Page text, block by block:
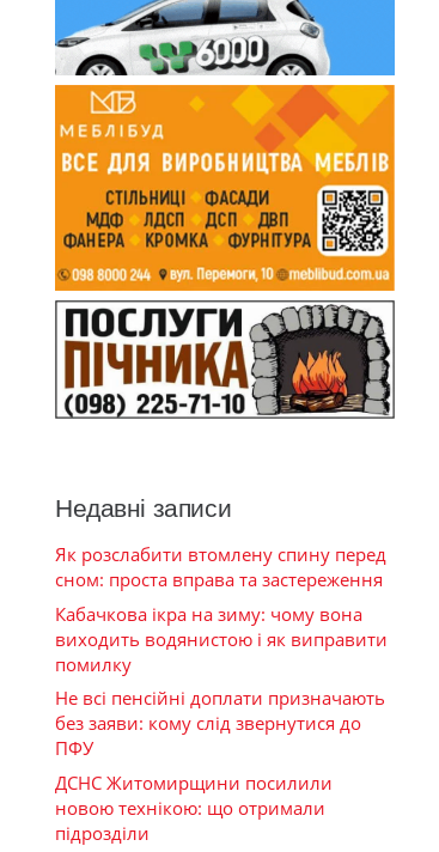
Недавні записи
Як розслабити втомлену спину перед
сном: проста вправа та застереження
Кабачкова ікра на зиму: чому вона
виходить водянистою і як виправити
помилку
Не всі пенсійні доплати призначають
без заяви: кому слід звернутися до
ПФУ
ДСНС Житомирщини посилили
новою технікою: що отримали
підрозділи